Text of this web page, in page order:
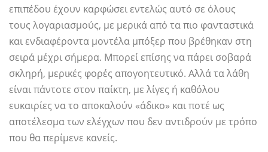
επιπέδου έχουν καρφώσει εντελώς αυτό σε όλους
τους λογαριασμούς, με μερικά από τα πιο φανταστικά
και ενδιαφέροντα μοντέλα μπόξερ που βρέθηκαν στη
σειρά μέχρι σήμερα. Μπορεί επίσης να πάρει σοβαρά
σκληρή, μερικές φορές απογοητευτικό. Αλλά τα λάθη
είναι πάντοτε στον παίκτη, με λίγες ή καθόλου
ευκαιρίες να το αποκαλούν «άδικο» και ποτέ ως
αποτέλεσμα των ελέγχων που δεν αντιδρούν με τρόπο
που θα περίμενε κανείς.